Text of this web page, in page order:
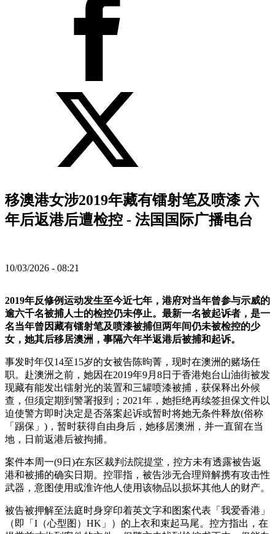
移澳港女涉2019年藏有镭射笔及喷漆 六
年后返港后遭检控 - 法国国际广播电台
10/03/2026 - 08:21
2019年反修例运动发生至今近七年，港府对当年曾参与示威的
逾六千名被捕人士的检控仍未停止。最新一名被起诉者，是一
名当年曾因藏有镭射笔及喷漆被捕但两年间仍未被检控的少
女，她其后移居澳洲，事隔六年半返港后被捕和起诉。
事发时年仅14至15岁的女被告陈昫菁，现时在澳洲的赌场任
职。赴澳洲之前，她因在2019年9月8日于香港炮台山油街被发
现藏有能发出镭射光的装置和三罐喷漆被捕，获保释出外候
查，但须定期到警署报到；2021年，她拒绝再续签担保文件以
迫使警方即时决定是否落案起诉或暂时将她无条件释放(俗称
「踢保」)，暂时获得自由身后，她移居澳洲，并一直留在当
地，日前返港后被拘捕。
案件本周一(9日)在东区裁判法院提堂，控方未有透露被告返
港和被捕的确实日期。控罪指，被告涉无合理辩解携有攻击性
武器，意图使用或淮许他人使用该物品以损坏其他人的财产。
被告被押解至法庭时身穿印着英文字和图案代表「我爱香港」
（即「I（心型图）HK」）的上衣和束起马尾。控方指出，在